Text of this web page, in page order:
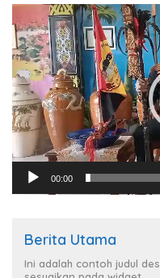
Pemutar
Video
00:00
Berita Utama
Ini adalah contoh judul